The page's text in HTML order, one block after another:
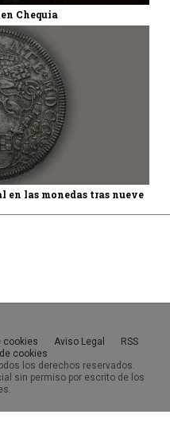
Chequia
las monedas tras nueve
cookies Aviso Legal
RSS
cookies
los derechos reservados.
sin permiso por escrito de los